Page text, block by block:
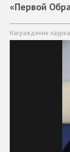
«Первой
Награждение